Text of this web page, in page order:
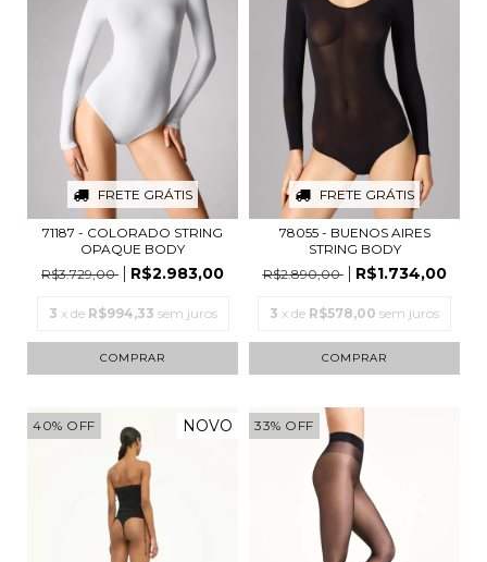
FRETE GRÁTIS
71187 - COLORADO STRING
OPAQUE BODY
R$3.729,00
R$2.983,00
3 x de R$994,33 sem juros
COMPRAR
FRETE GRÁTIS
78055 - BUENOS AIRES
STRING BODY
R$2.890,00
R$1.734,00
3 x de R$578,00 sem juros
COMPRAR
40% OFF NOVO 33% OFF